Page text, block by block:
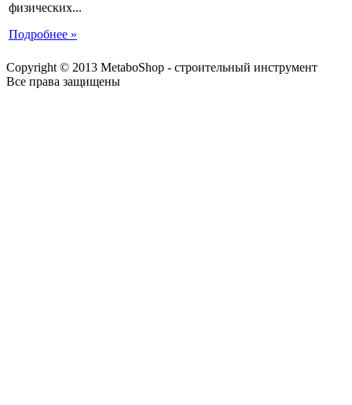
физических...
Подробнее »
Copyright © 2013 MetaboShop - строительный инструмент
Все права защищены